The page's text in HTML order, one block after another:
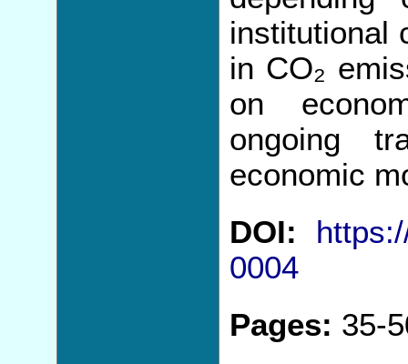
institutional
in CO₂
on
ongoing
economic
DOI:
0004
Pages: 35-